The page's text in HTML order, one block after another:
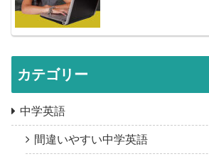
カテゴリー
中学英語
間違いやすい中学英語